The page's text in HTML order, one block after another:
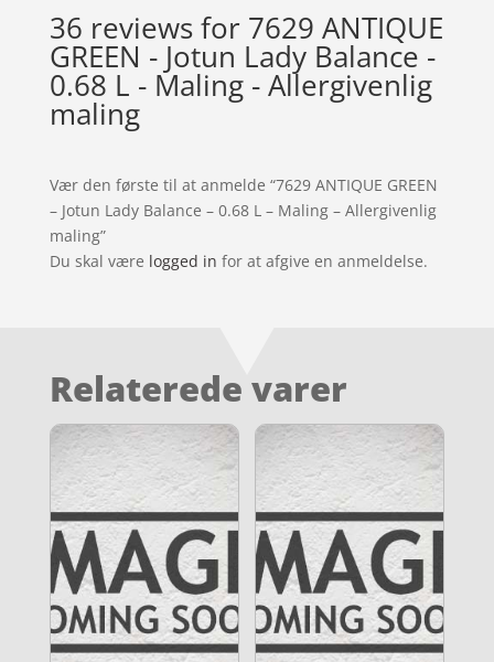
36 reviews for 7629 ANTIQUE
GREEN - Jotun Lady Balance -
0.68 L - Maling - Allergivenlig
maling
Vær den første til at anmelde “7629 ANTIQUE GREEN
– Jotun Lady Balance – 0.68 L – Maling – Allergivenlig
maling”
Du skal være logged in for at afgive en anmeldelse.
Relaterede varer